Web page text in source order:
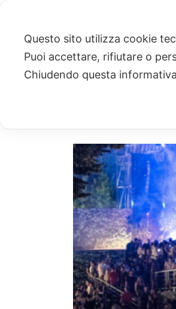
ARCHIVIO
Questo sito utilizza cookie
Puoi accettare, rifiutare o
Chiudendo questa